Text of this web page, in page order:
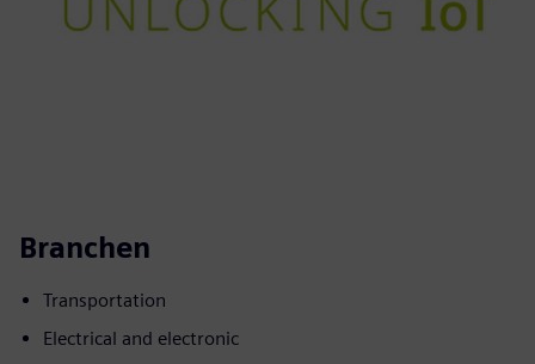
Branchen
Transportation
Electrical and electronic